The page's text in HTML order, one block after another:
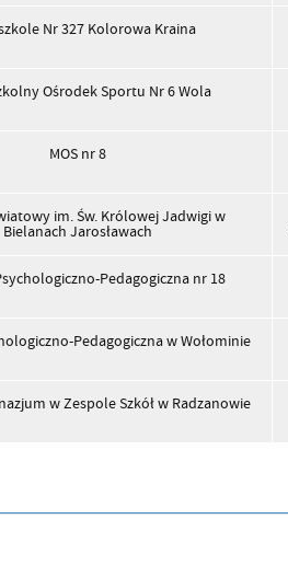
Nr 327 Kolorowa Kraina
Ośrodek Sportu Nr 6 Wola
MOS nr 8
im. Św. Królowej Jadwigi w
Bielanach Jarosławach
Pedagogiczna nr 18
Pedagogiczna w Wołominie
w Zespole Szkół w Radzanowie